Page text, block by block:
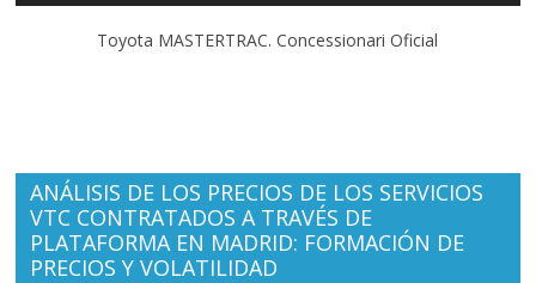
Toyota MASTERTRAC. Concessionari Oficial
ANÁLISIS DE LOS PRECIOS DE LOS SERVICIOS
VTC CONTRATADOS A TRAVÉS DE
PLATAFORMA EN MADRID: FORMACIÓN DE
PRECIOS Y VOLATILIDAD